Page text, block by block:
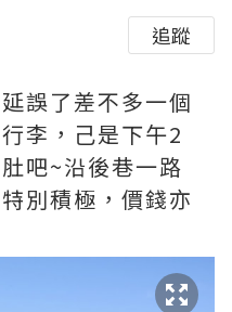
追蹤
誤了差不多一個
李，己是下午2
吧~沿後巷一路
別積極，價錢亦